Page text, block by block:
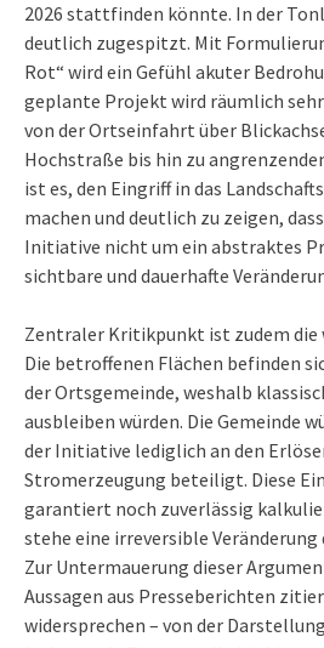
2026 stattfinden könnte. In der
deutlich zugespitzt. Mit
Rot“ wird ein Gefühl akuter
geplante Projekt wird räumlich
von der Ortseinfahrt über
Hochstraße bis hin zu
ist es, den Eingriff in das
machen und deutlich zu zeigen,
Initiative nicht um ein abstraktes
sichtbare und dauerhafte
Zentraler Kritikpunkt ist zudem die
Die betroffenen Flächen befinden
der Ortsgemeinde, weshalb
ausbleiben würden. Die Gemeinde
der Initiative lediglich an den
Stromerzeugung beteiligt. Diese
garantiert noch zuverlässig
stehe eine irreversible Veränderung
Zur Untermauerung dieser
Aussagen aus Presseberichten
widersprechen – von der